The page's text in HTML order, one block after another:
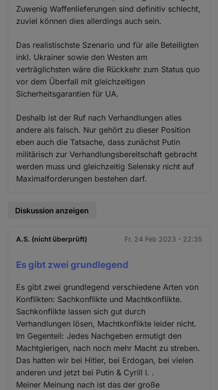
Zuwenig Waffenlieferungen sind definitiv schlecht,
zuviel können dies allerdings auch sein.
Das realistischste Szenario und für alle Beteiligten
inkl. Ukrainer sowie den Westen am
verträglichsten wäre die Rückkehr zum Status quo
vor dem Überfall mit gleichzeitigen
Sicherheitsgarantien für UA.
Deshalb ist der Ruf nach Verhandlungen alles
andere als falsch. Nur gehört zu dieser Position
eben auch die Tatsache, dass zunächst Putin
militärisch zur Verhandlungsbereitschaft gebracht
werden muss und gleichzeitig Selensky nicht auf
Maximalforderungen bestehen darf.
Diskussion anzeigen
A.S. (nicht überprüft) Fr. 24 Feb 2023 - 22:35
Es gibt zwei grundlegend
Es gibt zwei grundlegend verschiedene Arten von
Konflikten: Sachkonflikte und Machtkonflikte.
Sachkonflikte lassen sich gut durch
Verhandlungen lösen, Machtkonflikte leider nicht.
Im Gegenteil: Jedes Nachgeben ermutigt den
Machtgierigen, nach noch mehr Macht zu streben.
Das hatten wir bei Hitler, bei Erdogan, bei vielen
anderen und jetzt bei Putin & Cyrill I. .
Meiner Meinung nach ist das der große